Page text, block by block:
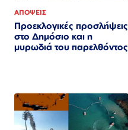
ΑΠΟΨΕΙΣ
Προεκλογικές προσλήψεις
στο Δημόσιο και η
μυρωδιά του παρελθόντος